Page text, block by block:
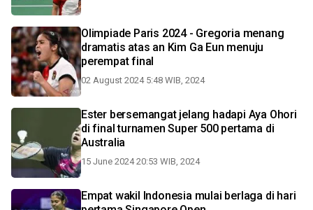
Olimpiade Paris 2024 - Gregoria menang
dramatis atas an Kim Ga Eun menuju
perempat final
02 August 2024 5:48 WIB, 2024
Ester bersemangat jelang hadapi Aya Ohori
di final turnamen Super 500 pertama di
Australia
15 June 2024 20:53 WIB, 2024
Empat wakil Indonesia mulai berlaga di hari